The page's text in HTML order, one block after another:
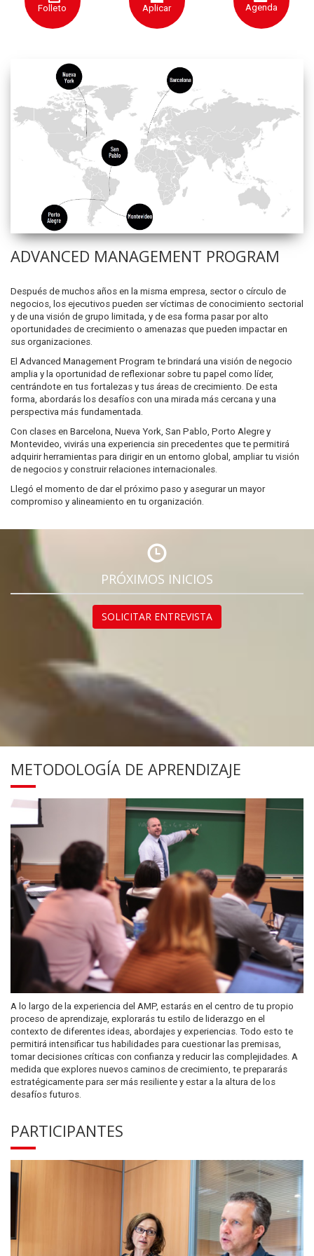
Folleto Aplicar Agenda
ADVANCED MANAGEMENT PROGRAM
Después de muchos años en la misma empresa, sector o círculo de
negocios, los ejecutivos pueden ser víctimas de conocimiento sectorial
y de una visión de grupo limitada, y de esa forma pasar por alto
oportunidades de crecimiento o amenazas que pueden impactar en
sus organizaciones.
El Advanced Management Program te brindará una visión de negocio
amplia y la oportunidad de reflexionar sobre tu papel como líder,
centrándote en tus fortalezas y tus áreas de crecimiento. De esta
forma, abordarás los desafíos con una mirada más cercana y una
perspectiva más fundamentada.
Con clases en Barcelona, Nueva York, San Pablo, Porto Alegre y
Montevideo, vivirás una experiencia sin precedentes que te permitirá
adquirir herramientas para dirigir en un entorno global, ampliar tu visión
de negocios y construir relaciones internacionales.
Llegó el momento de dar el próximo paso y asegurar un mayor
compromiso y alineamiento en tu organización.
PRÓXIMOS INICIOS
SOLICITAR ENTREVISTA
METODOLOGÍA DE APRENDIZAJE
A lo largo de la experiencia del AMP, estarás en el centro de tu propio
proceso de aprendizaje, explorarás tu estilo de liderazgo en el
contexto de diferentes ideas, abordajes y experiencias. Todo esto te
permitirá intensificar tus habilidades para cuestionar las premisas,
tomar decisiones críticas con confianza y reducir las complejidades. A
medida que explores nuevos caminos de crecimiento, te prepararás
estratégicamente para ser más resiliente y estar a la altura de los
desafíos futuros.
PARTICIPANTES